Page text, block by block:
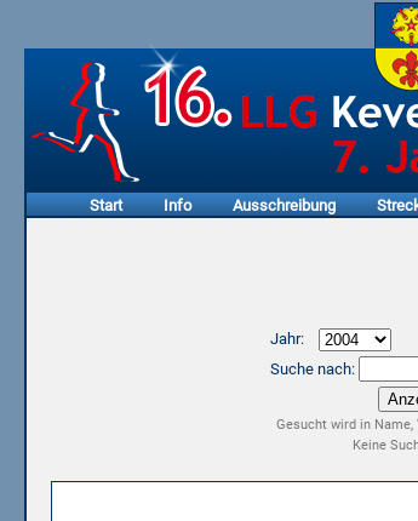
Start Info Ausschreibung
Jahr:
Suche nach:
Gesucht wird in Name,
Keine